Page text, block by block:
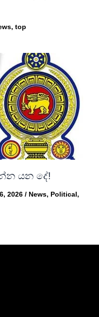
,top
යන දේ!
2026/ News, Political,